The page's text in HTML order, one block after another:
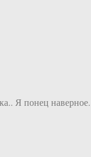
Я понец наверное.